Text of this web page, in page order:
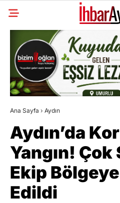
Ana Sayfa › Aydın
Aydın’da
Yangın! Çok
Ekip
Edildi